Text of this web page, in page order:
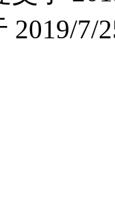
2019/7/